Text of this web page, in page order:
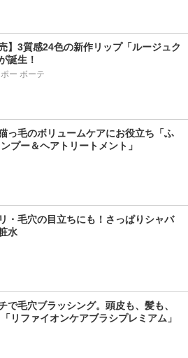
】3質感24色の新作リップ「ルージュク
誕生！
ー ボーテ
っ毛のボリュームケアにお役立ち「ふ
プー＆ヘアトリートメント」
・毛穴の目立ちにも！さっぱりシャバ
水
で毛穴ブラッシング。頭皮も、髪も、
リファイオンケアブラシプレミアム」